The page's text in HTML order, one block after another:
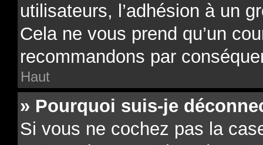
utilisateurs, l’adhésion à un
Cela ne vous prend qu’un
recommandons par
Haut
» Pourquoi suis-je
Si vous ne cochez pas la